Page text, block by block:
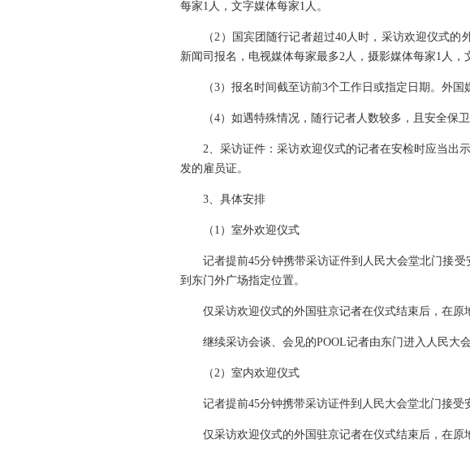
每家1人，文字媒体每家1人。
（2）国宾团随行记者超过40人时，采访欢迎仪式的
新闻司报名，电视媒体每家最多2人，摄影媒体每家1人
（3）报名时间截至访前3个工作日或指定日期。外国
（4）如遇特殊情况，随行记者人数较多，且安全保卫
2、采访证件：采访欢迎仪式的记者在安检时应当出示
发的雇员证。
3、具体安排
（1）室外欢迎仪式
记者提前45分钟携带采访证件到人民大会堂北门接受
到东门外广场指定位置。
仅采访欢迎仪式的外国驻京记者在仪式结束后，在原
继续采访会谈、会见的POOL记者由东门进入人民大会
（2）室内欢迎仪式
记者提前45分钟携带采访证件到人民大会堂北门接受
仅采访欢迎仪式的外国驻京记者在仪式结束后，在原